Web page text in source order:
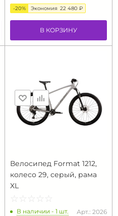
-20% Экономия 22 480 ₽
В КОРЗИНУ
Велосипед Format 1212,
колесо 29, серый, рама
XL
☆ ☆ ☆ ☆ ☆
★ ★ ★ ★ ★
В наличии - 1 шт. Арт.: 2026